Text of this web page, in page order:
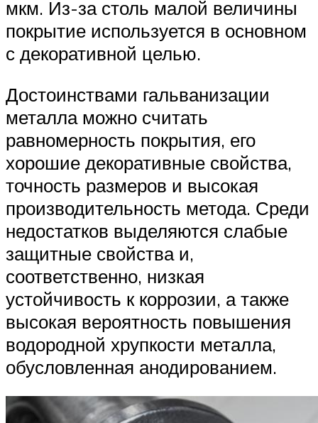
мкм. Из-за столь малой величины
покрытие используется в основном
с декоративной целью.
Достоинствами гальванизации
металла можно считать
равномерность покрытия, его
хорошие декоративные свойства,
точность размеров и высокая
производительность метода. Среди
недостатков выделяются слабые
защитные свойства и,
соответственно, низкая
устойчивость к коррозии, а также
высокая вероятность повышения
водородной хрупкости металла,
обусловленная анодированием.